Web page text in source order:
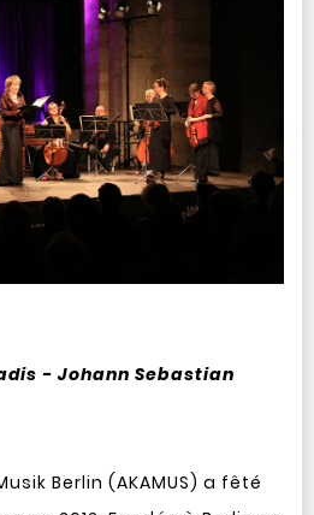
- Johann Sebastian
Berlin (AKAMUS) a fêté